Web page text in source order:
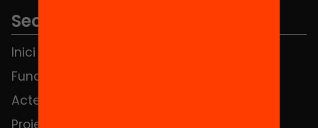
Seccions
Inici
Fundació
Actes
Projectes